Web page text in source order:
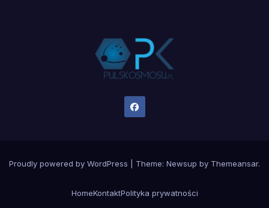
Proudly powered by WordPress Theme: Newsup by Themeansar.
HomeKontaktPolityka prywatności